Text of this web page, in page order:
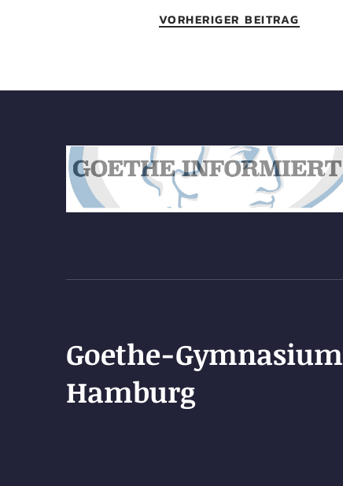
VORHERIGER BEITRAG
Goethe-Gymnasium
Hamburg